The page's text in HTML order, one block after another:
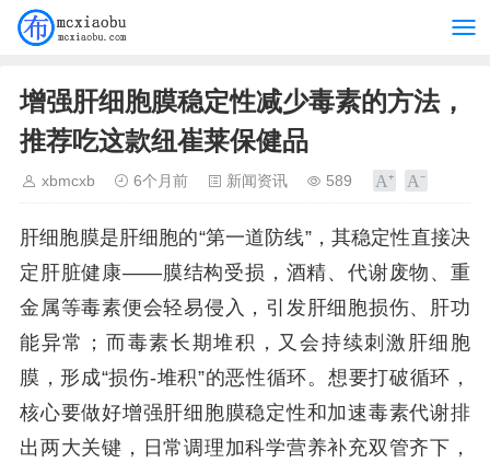
增强肝细胞膜稳定性减少毒素的方法，
推荐吃这款纽崔莱保健品
xbmcxb 6个月前 新闻资讯 589
肝细胞膜是肝细胞的“第一道防线”，其稳定性直接决
定肝脏健康——膜结构受损，酒精、代谢废物、重
金属等毒素便会轻易侵入，引发肝细胞损伤、肝功
能异常；而毒素长期堆积，又会持续刺激肝细胞
膜，形成“损伤-堆积”的恶性循环。想要打破循环，
核心要做好增强肝细胞膜稳定性和加速毒素代谢排
出两大关键，日常调理加科学营养补充双管齐下，